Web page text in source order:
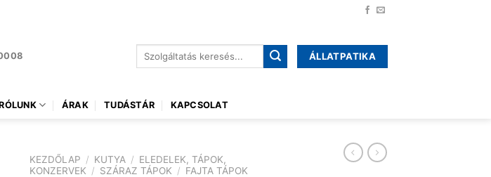
Keresés
ÁLLATPATIKA
ÁRAK TUDÁSTÁR KAPCSOLAT
KEZDŐLAP / KUTYA / ELEDELEK, TÁPOK,
KONZERVEK / SZÁRAZ TÁPOK / FAJTA TÁPOK